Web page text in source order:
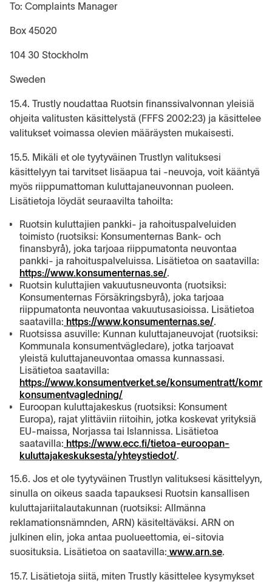
To: Complaints Manager
Box 45020
104 30 Stockholm
Sweden
15.4. Trustly noudattaa Ruotsin finanssivalvonnan yleisiä
ohjeita valitusten käsittelystä (FFFS 2002:23) ja käsittelee
valitukset voimassa olevien määräysten mukaisesti.
15.5. Mikäli et ole tyytyväinen Trustlyn valituksesi
käsittelyyn tai tarvitset lisäapua tai -neuvoja, voit kääntyä
myös riippumattoman kuluttajaneuvonnan puoleen.
Lisätietoja löydät seuraavilta tahoilta:
Ruotsin kuluttajien pankki- ja rahoituspalveluiden
toimisto (ruotsiksi: Konsumenternas Bank- och
finansbyrå), joka tarjoaa riippumatonta neuvontaa
pankki- ja rahoituspalveluissa. Lisätietoa on saatavilla:
https://www.konsumenternas.se/.
Ruotsin kuluttajien vakuutusneuvonta (ruotsiksi:
Konsumenternas Försäkringsbyrå), joka tarjoaa
riippumatonta neuvontaa vakuutusasioissa. Lisätietoa
saatavilla: https://www.konsumenternas.se/.
Ruotsissa asuville: Kunnan kuluttajaneuvojat (ruotsiksi:
Kommunala konsumentvägledare), jotka tarjoavat
yleistä kuluttajaneuvontaa omassa kunnassasi.
Lisätietoa saatavilla:
https://www.konsumentverket.se/konsumentratt/
konsumentvagledning/
Euroopan kuluttajakeskus (ruotsiksi: Konsument
Europa), rajat ylittäviin riitoihin, jotka koskevat yrityksiä
EU-maissa, Norjassa tai Islannissa. Lisätietoa
saatavilla: https://www.ecc.fi/tietoa-euroopan-
kuluttajakeskuksesta/yhteystiedot/.
15.6. Jos et ole tyytyväinen Trustlyn valituksesi käsittelyyn,
sinulla on oikeus saada tapauksesi Ruotsin kansallisen
kuluttajariitalautakunnan (ruotsiksi: Allmänna
reklamationsnämnden, ARN) käsiteltäväksi. ARN on
julkinen elin, joka antaa puolueettomia, ei-sitovia
suosituksia. Lisätietoa on saatavilla: www.arn.se.
15.7. Lisätietoja siitä, miten Trustly käsittelee kysymykset